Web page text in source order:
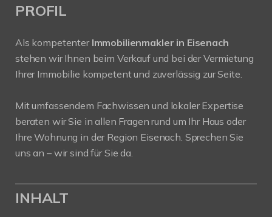
PROFIL
Als kompetenter Immobilienmakler in Eisenach
stehen wir Ihnen beim Verkauf und bei der Vermietung
Ihrer Immobilie kompetent und zuverlässig zur Seite.
Mit umfassendem Fachwissen und lokaler Expertise
beraten wir Sie in allen Fragen rund um Ihr Haus oder
Ihre Wohnung in der Region Eisenach. Sprechen Sie
uns an – wir sind für Sie da.
INHALT